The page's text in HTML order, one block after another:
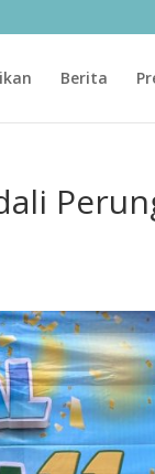
Berita